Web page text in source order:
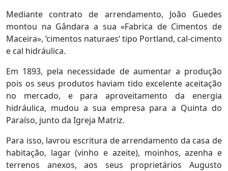
Mediante contrato de arrendamento, João Guedes
montou na Gândara a sua «Fabrica de Cimentos de
Maceira», ‘cimentos naturaes’ tipo Portland, cal-cimento
e cal hidráulica.
Em 1893, pela necessidade de aumentar a produção
pois os seus produtos haviam tido excelente aceitação
no mercado, e para aproveitamento da energia
hidráulica, mudou a sua empresa para a Quinta do
Paraíso, junto da Igreja Matriz.
Para isso, lavrou escritura de arrendamento da casa de
habitação, lagar (vinho e azeite), moinhos, azenha e
terrenos anexos, aos seus proprietários Augusto